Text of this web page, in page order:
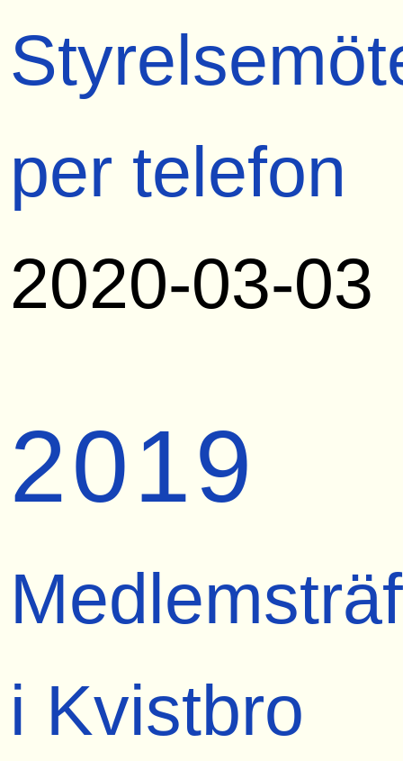
per telefon
2020-03-03
2019
i Kvistbro